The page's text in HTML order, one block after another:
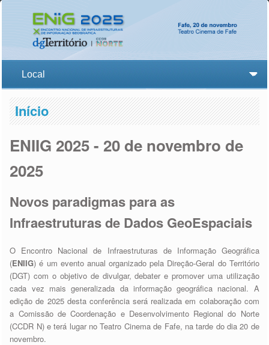
Início
ENIIG 2025 - 20 de novembro de
2025
Novos paradigmas para as
Infraestruturas de Dados GeoEspaciais
O Encontro Nacional de Infraestruturas de Informação Geográfica
(ENIIG) é um evento anual organizado pela Direção-Geral do Território
(DGT) com o objetivo de divulgar, debater e promover uma utilização
cada vez mais generalizada da informação geográfica nacional. A
edição de 2025 desta conferência será realizada em colaboração com
a Comissão de Coordenação e Desenvolvimento Regional do Norte
(CCDR N) e terá lugar no Teatro Cinema de Fafe, na tarde do dia 20 de
novembro.